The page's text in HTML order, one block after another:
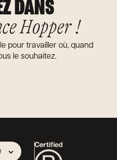
DANS
Hopper !
pour travailler où, quand
le souhaitez.